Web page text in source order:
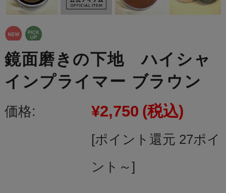
鏡面磨きの下地 ハイシャ
インプライマー ブラウン
価格: ¥2,750 (税込)
[ポイント還元 27ポイ
ント～]